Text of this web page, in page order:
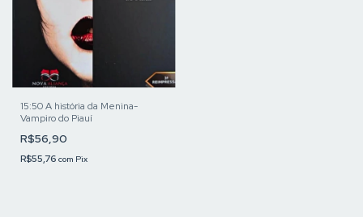
15:50 A história da Menina-
Vampiro do Piauí
R$56,90
R$55,76 com Pix